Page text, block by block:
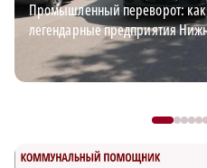
Промышленный переворот: как
легендарные предприятия